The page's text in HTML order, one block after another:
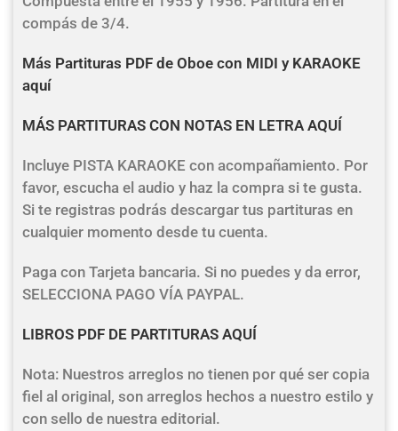
compás de 3/4.
Más Partituras PDF de Oboe con MIDI y KARAOKE
aquí
MÁS PARTITURAS CON NOTAS EN LETRA AQUÍ
Incluye PISTA KARAOKE con acompañamiento. Por
favor, escucha el audio y haz la compra si te gusta.
Si te registras podrás descargar tus partituras en
cualquier momento desde tu cuenta.
Paga con Tarjeta bancaria. Si no puedes y da error,
SELECCIONA PAGO VÍA PAYPAL.
LIBROS PDF DE PARTITURAS AQUÍ
Nota: Nuestros arreglos no tienen por qué ser copia
fiel al original, son arreglos hechos a nuestro estilo y
con sello de nuestra editorial.